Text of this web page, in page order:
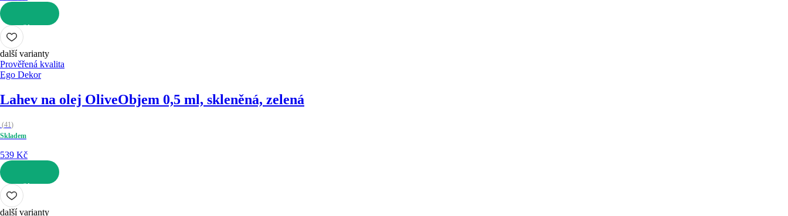
DO KOŠÍKU
další varianty
Prověřená kvalita
Ego Dekor
Lahev na olej OliveObjem 0,5 ml, skleněná, zelená
(41)
Skladem
539 Kč
DO KOŠÍKU
další varianty